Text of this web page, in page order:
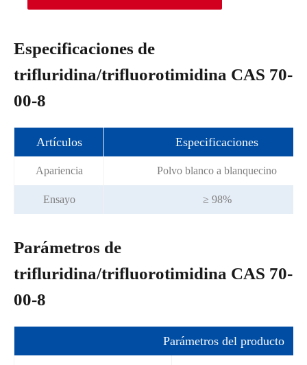
Especificaciones de
trifluridina/trifluorotimidina CAS 70-
00-8
Artículos Especificaciones
Apariencia Polvo blanco a blanquecino
Ensayo ≥ 98%
Parámetros de
trifluridina/trifluorotimidina CAS 70-
00-8
Parámetros del producto